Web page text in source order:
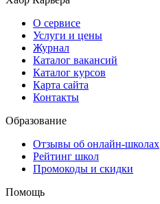
О сервисе
Услуги и цены
Журнал
Каталог вакансий
Каталог курсов
Карта сайта
Контакты
Образование
Отзывы об онлайн-школах
Рейтинг школ
Промокоды и скидки
Помощь